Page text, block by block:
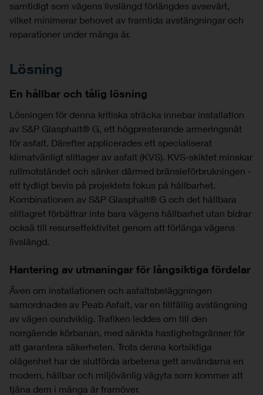
samtidigt som vägens livslängd förlängdes avsevärt,
vilket minimerar behovet av framtida avstängningar och
reparationer under många år.
Lösning
En hållbar och tålig lösning
Lösningen för denna kritiska sträcka innebar installation
av S&P Glasphalt® G, ett högpresterande armeringsnät
för asfalt. Därefter applicerades ett specialiserat
klimatvänligt slitlager av asfalt (KVS). KVS-skiktet minskar
rullmotståndet och sänker därmed bränsleförbrukningen -
ett tydligt bevis på projektets fokus på hållbarhet.
Kombinationen av S&P Glasphalt® G och det hållbara
slitlagret förbättrar inte bara vägens hållbarhet utan bidrar
också till resurseffektivitet genom att förlänga vägens
livslängd.
Hantering av utmaningar för långsiktiga fördelar
Även om installationen och asfaltsbeläggningen
samordnades av Peab Asfalt, var en tillfällig avstängning
av vägen oundviklig. Trafiken leddes om till den
norrgående körbanan, med sänkta hastighetsgränser för
att garantera säkerheten. Trots denna kortsiktiga
olägenhet har de slutförda arbetena gett användarna en
modern, hållbar och miljövänlig vägyta som kommer att
tjäna dem i många år framöver.